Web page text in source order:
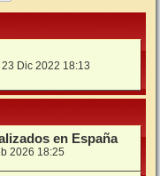
23 Dic 2022 18:13
en España
2026 18:25